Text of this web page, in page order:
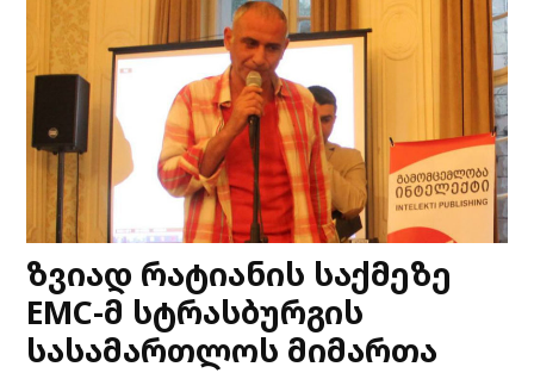
ზვიად რატიანის საქმეზე
EMC-მ სტრასბურგის
სასამართლოს მიმართა